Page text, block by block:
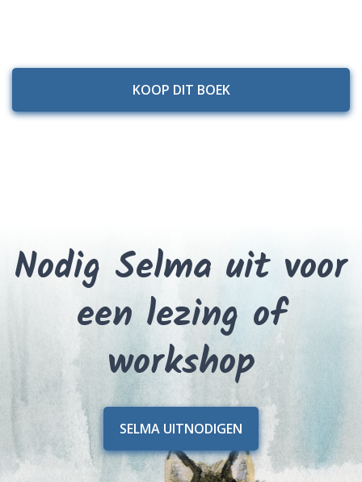
KOOP DIT BOEK
Nodig Selma uit voor
een lezing of
workshop
SELMA UITNODIGEN